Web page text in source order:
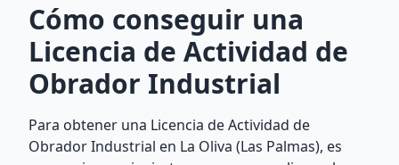
Cómo conseguir una
Licencia de Actividad de
Obrador Industrial
Para obtener una Licencia de Actividad de
Obrador Industrial en La Oliva (Las Palmas), es